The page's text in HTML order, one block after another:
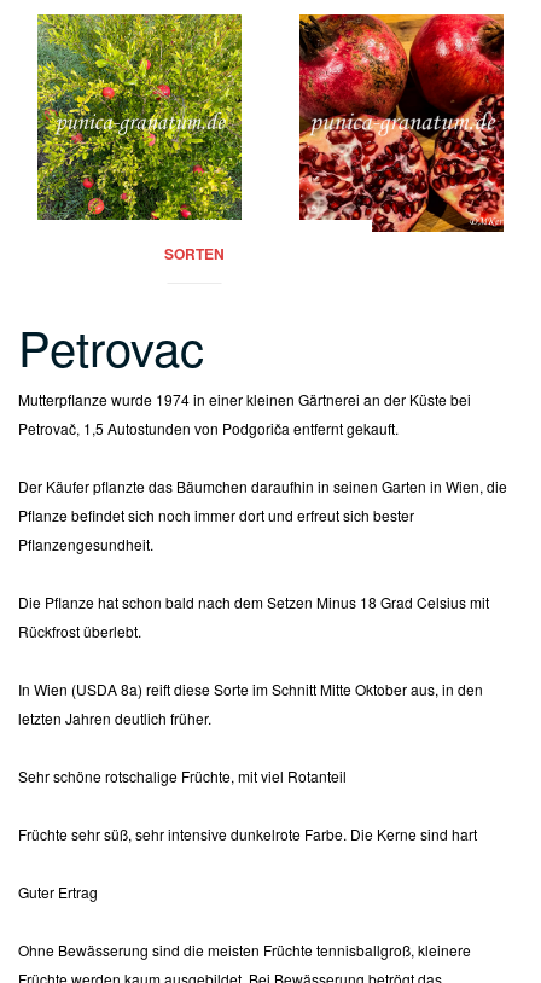
SORTEN
Petrovac
Mutterpflanze wurde 1974 in einer kleinen Gärtnerei an der Küste bei
Petrovač, 1,5 Autostunden von Podgoriča entfernt gekauft.
Der Käufer pflanzte das Bäumchen daraufhin in seinen Garten in Wien, die
Pflanze befindet sich noch immer dort und erfreut sich bester
Pflanzengesundheit.
Die Pflanze hat schon bald nach dem Setzen Minus 18 Grad Celsius mit
Rückfrost überlebt.
In Wien (USDA 8a) reift diese Sorte im Schnitt Mitte Oktober aus, in den
letzten Jahren deutlich früher.
Sehr schöne rotschalige Früchte, mit viel Rotanteil
Früchte sehr süß, sehr intensive dunkelrote Farbe. Die Kerne sind hart
Guter Ertrag
Ohne Bewässerung sind die meisten Früchte tennisballgroß, kleinere